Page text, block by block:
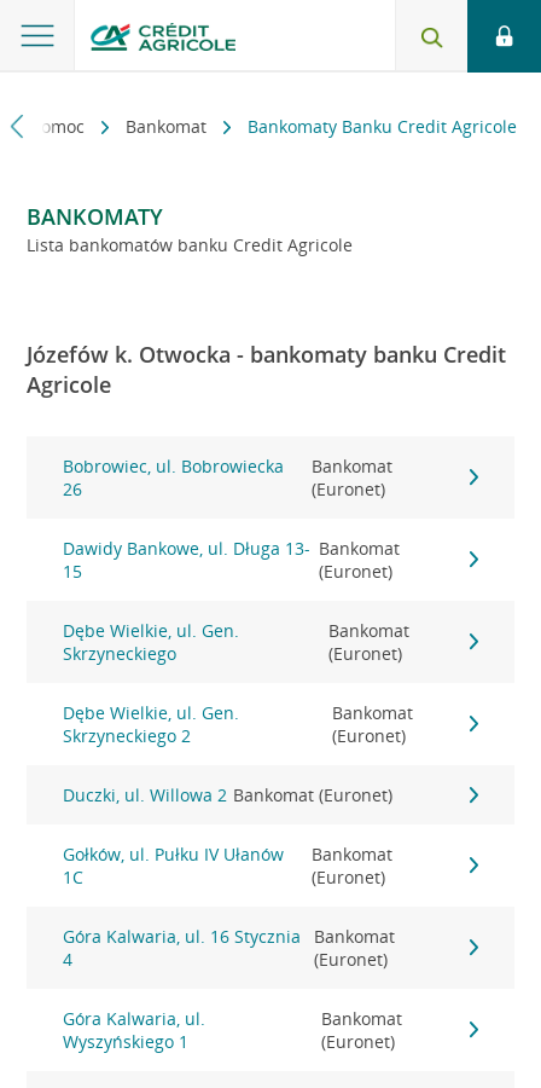
i pomoc Bankomat Bankomaty Banku Credit Agricole
BANKOMATY
Lista bankomatów banku Credit Agricole
Józefów k. Otwocka - bankomaty banku Credit
Agricole
Bobrowiec, ul. Bobrowiecka
26
Bankomat
(Euronet)
Dawidy Bankowe, ul. Długa 13-
15
Bankomat
(Euronet)
Dębe Wielkie, ul. Gen.
Skrzyneckiego
Bankomat
(Euronet)
Dębe Wielkie, ul. Gen.
Skrzyneckiego 2
Bankomat
(Euronet)
Duczki, ul. Willowa 2 Bankomat (Euronet)
Gołków, ul. Pułku IV Ułanów
1C
Bankomat
(Euronet)
Góra Kalwaria, ul. 16 Stycznia
4
Bankomat
(Euronet)
Góra Kalwaria, ul.
Wyszyńskiego 1
Bankomat
(Euronet)